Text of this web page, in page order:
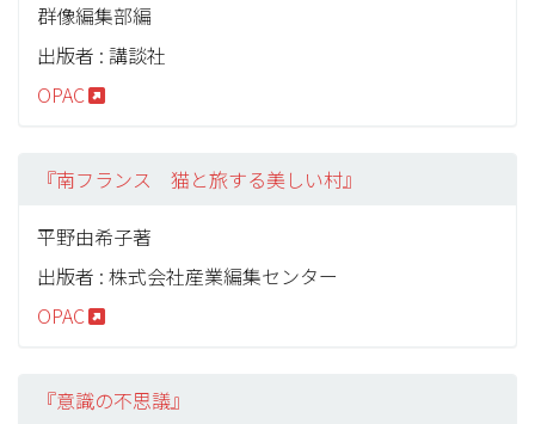
群像編集部編
出版者 : 講談社
OPAC
『南フランス 猫と旅する美しい村』
平野由希子著
出版者 : 株式会社産業編集センター
OPAC
『意識の不思議』